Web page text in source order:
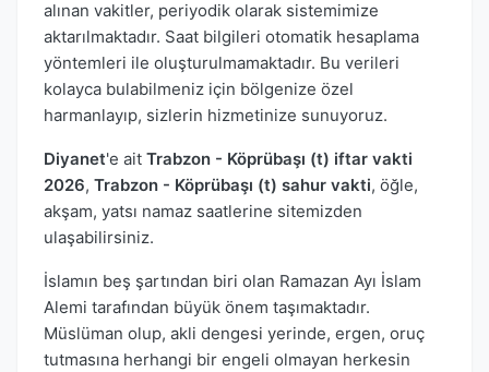
alınan vakitler, periyodik olarak sistemimize
aktarılmaktadır. Saat bilgileri otomatik hesaplama
yöntemleri ile oluşturulmamaktadır. Bu verileri
kolayca bulabilmeniz için bölgenize özel
harmanlayıp, sizlerin hizmetinize sunuyoruz.
Diyanet'e ait Trabzon - Köprübaşı (t) iftar vakti
2026, Trabzon - Köprübaşı (t) sahur vakti, öğle,
akşam, yatsı namaz saatlerine sitemizden
ulaşabilirsiniz.
İslamın beş şartından biri olan Ramazan Ayı İslam
Alemi tarafından büyük önem taşımaktadır.
Müslüman olup, akli dengesi yerinde, ergen, oruç
tutmasına herhangi bir engeli olmayan herkesin